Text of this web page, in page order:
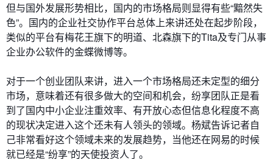
但与国外发展形势相比，国内的市场格局则显得有些“黯然失
色”。国内的企业社交协作平台总体上来讲还处在起步阶段，
类似的平台有梅花王旗下的明道、北森旗下的Tita及专门从事
企业办公软件的金蝶微博等。
对于一个创业团队来讲，进入一个市场格局还未定型的细分
市场，意味着还有很多做大的空间和机会，纷享团队正是看
到了国内中小企业注重效率、有开放心态但信息化程度不高
的现状决定进入这个还未有人领头的领域。杨斌告诉记者自
己非常看好这个领域未来的发展趋势，当他还在网易的时候
就已经是“纷享”的天使投资人了。